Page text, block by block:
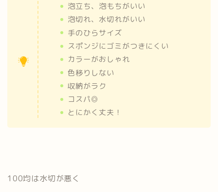
泡立ち、泡もちがいい
泡切れ、水切れがいい
手のひらサイズ
スポンジにゴミがつきにくい
カラーがおしゃれ
色移りしない
収納がラク
コスパ◎
とにかく丈夫！
100均は水切が悪く